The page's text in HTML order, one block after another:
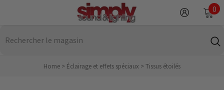
0
0
Home > Éclairage et effets spéciaux >Tissus étoilés